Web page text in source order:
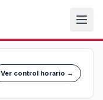
Ver control horario →